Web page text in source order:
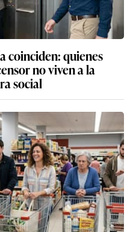
coinciden: quienes
no viven a la
social